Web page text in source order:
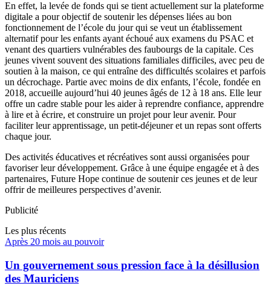
En effet, la levée de fonds qui se tient actuellement sur la plateforme
digitale a pour objectif de soutenir les dépenses liées au bon
fonctionnement de l’école du jour qui se veut un établissement
alternatif pour les enfants ayant échoué aux examens du PSAC et
venant des quartiers vulnérables des faubourgs de la capitale. Ces
jeunes vivent souvent des situations familiales difficiles, avec peu de
soutien à la maison, ce qui entraîne des difficultés scolaires et parfois
un décrochage. Partie avec moins de dix enfants, l’école, fondée en
2018, accueille aujourd’hui 40 jeunes âgés de 12 à 18 ans. Elle leur
offre un cadre stable pour les aider à reprendre confiance, apprendre
à lire et à écrire, et construire un projet pour leur avenir. Pour
faciliter leur apprentissage, un petit-déjeuner et un repas sont offerts
chaque jour.
Des activités éducatives et récréatives sont aussi organisées pour
favoriser leur développement. Grâce à une équipe engagée et à des
partenaires, Future Hope continue de soutenir ces jeunes et de leur
offrir de meilleures perspectives d’avenir.
Publicité
Les plus récents
Après 20 mois au pouvoir
Un gouvernement sous pression face à la désillusion
des Mauriciens